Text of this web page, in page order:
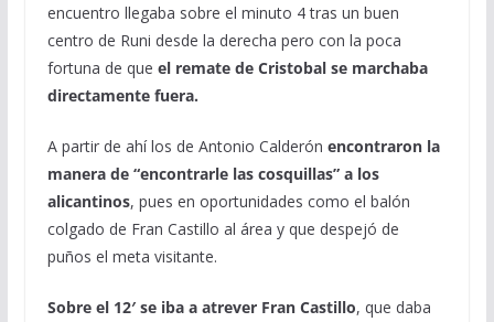
encuentro llegaba sobre el minuto 4 tras un buen
centro de Runi desde la derecha pero con la poca
fortuna de que el remate de Cristobal se marchaba
directamente fuera.
A partir de ahí los de Antonio Calderón encontraron la
manera de “encontrarle las cosquillas” a los
alicantinos, pues en oportunidades como el balón
colgado de Fran Castillo al área y que despejó de
puños el meta visitante.
Sobre el 12′ se iba a atrever Fran Castillo, que daba